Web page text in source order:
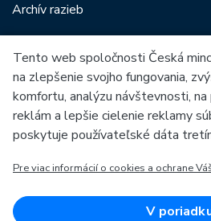
Archív razieb
Medzi našich partnerov patria:
Európska únia
OP Podnikanie a inovácie pre
Tento web spoločnosti Česká
na zlepšenie svojho fungovania,
komfortu, analýzu návštevnosti, na
reklám a lepšie cielenie reklamy
poskytuje používateľské dáta
Pre viac informácií o cookies a ochrane
V